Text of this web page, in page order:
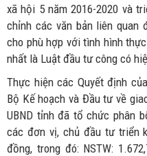
xã hội 5 năm 2016-2020 và
chỉnh các văn bản liên quan
cho phù hợp với tình hình
nhất là Luật đầu tư công có
Thực hiện các Quyết định
Bộ Kế hoạch và Đầu tư về
UBND tỉnh đã tổ chức phân
các đơn vị, chủ đầu tư triển
đồng, trong đó: NSTW: